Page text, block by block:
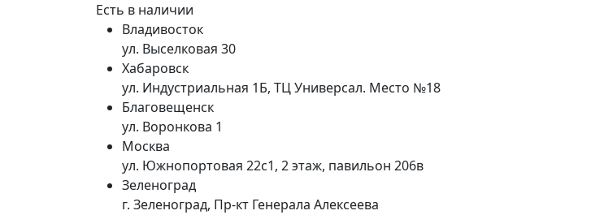
Есть в наличии
Владивосток
ул. Выселковая 30
Хабаровск
ул. Индустриальная 1Б, ТЦ Универсал. Место №18
Благовещенск
ул. Воронкова 1
Москва
ул. Южнопортовая 22с1, 2 этаж, павильон 206в
Зеленоград
г. Зеленоград, Пр-кт Генерала Алексеева